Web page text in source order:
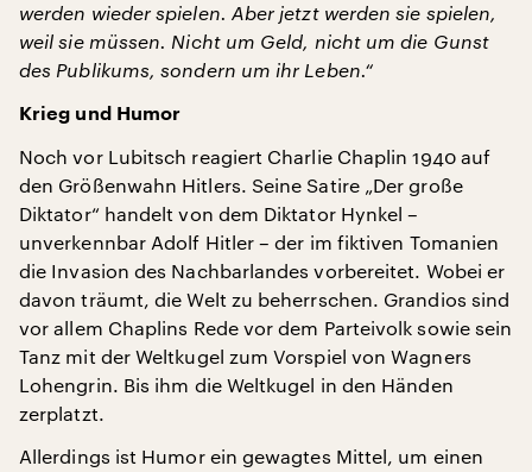
werden wieder spielen. Aber jetzt werden sie spielen,
weil sie müssen. Nicht um Geld, nicht um die Gunst
des Publikums, sondern um ihr Leben.“
Krieg und Humor
Noch vor Lubitsch reagiert Charlie Chaplin 1940 auf
den Größenwahn Hitlers. Seine Satire „Der große
Diktator“ handelt von dem Diktator Hynkel –
unverkennbar Adolf Hitler – der im fiktiven Tomanien
die Invasion des Nachbarlandes vorbereitet. Wobei er
davon träumt, die Welt zu beherrschen. Grandios sind
vor allem Chaplins Rede vor dem Parteivolk sowie sein
Tanz mit der Weltkugel zum Vorspiel von Wagners
Lohengrin. Bis ihm die Weltkugel in den Händen
zerplatzt.
Allerdings ist Humor ein gewagtes Mittel, um einen